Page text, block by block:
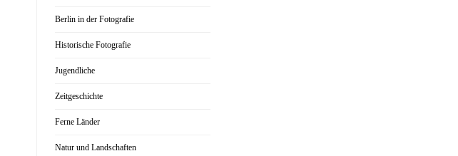
Berlin in der Fotografie
Historische Fotografie
Jugendliche
Zeitgeschichte
Ferne Länder
Natur und Landschaften